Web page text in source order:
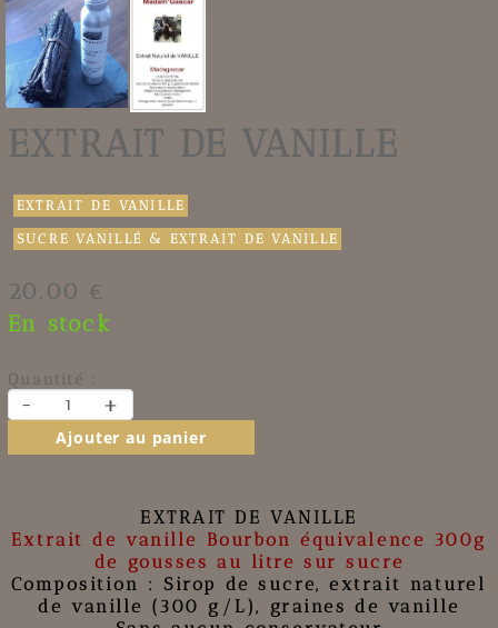
EXTRAIT DE VANILLE
EXTRAIT DE VANILLE
SUCRE VANILLÉ & EXTRAIT DE VANILLE
20.00 €
En stock
Quantité :
- +
Ajouter au panier
EXTRAIT DE VANILLE
Extrait de vanille
Bourbon équivalence 300g
de gousses au litre sur sucre
Composition : Sirop de sucre,extrait naturel
de vanille (300 g/L), graines de vanille